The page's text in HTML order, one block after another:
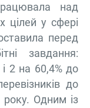
над
цілей у сфері
перед
завдання:
2 на 60,4% до
до
року. Одним із